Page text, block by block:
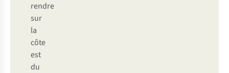
rendre
sur
la
côte
est
du